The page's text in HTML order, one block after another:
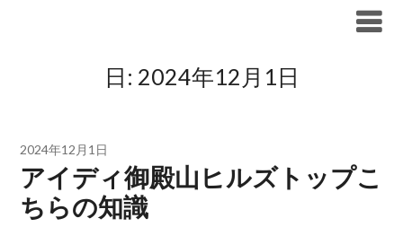
日: 2024年12月1日
2024年12月1日
アイディ御殿山ヒルズトップこ
ちらの知識